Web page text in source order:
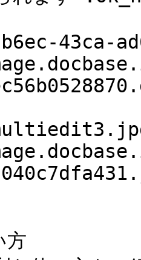
43ca-
方